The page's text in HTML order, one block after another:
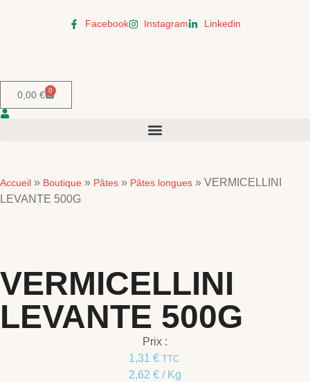
Facebook Instagram Linkedin
0,00 € 0
Accueil » Boutique » Pâtes » Pâtes longues » VERMICELLINI
LEVANTE 500G
VERMICELLINI
LEVANTE 500G
Prix :
1,31 € TTC
2,62 € / Kg